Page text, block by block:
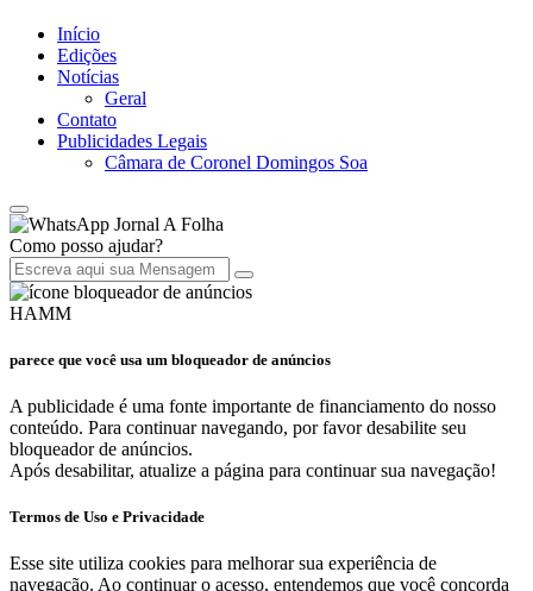
Início
Edições
Notícias
Geral
Contato
Publicidades Legais
Câmara de Coronel Domingos Soa
Jornal A Folha
Como posso ajudar?
HAMM
parece que você usa um bloqueador de anúncios
A publicidade é uma fonte importante de financiamento do nosso
conteúdo. Para continuar navegando, por favor desabilite seu
bloqueador de anúncios.
Após desabilitar, atualize a página para continuar sua navegação!
Termos de Uso e Privacidade
Esse site utiliza cookies para melhorar sua experiência de
navegação. Ao continuar o acesso, entendemos que você concorda